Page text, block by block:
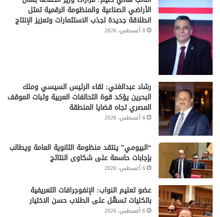
الأراضي الصناعية والمنظومة الرقمية تمثل
انطلاقة جديدة لجذب الاستثمارات وتعزيز الإنتاج
8 أغسطس، 2026
رشاد عبدالغني: لقاء الرئيس السيسي وملك
البحرين يؤكد قوة التحالفات العربية وثبات الموقف
المصري تجاه قضايا المنطقة
6 أغسطس، 2026
“البيومي” ينتقد منظومة الثانوية العامة ويطالب
بإجابات حاسمة على شكاوى النتائج
6 أغسطس، 2026
عضو تعليم النواب: الإنفوجرافات التعريفية
بالكليات تسهّل على الطلاب حسن الاختيار
6 أغسطس، 2026